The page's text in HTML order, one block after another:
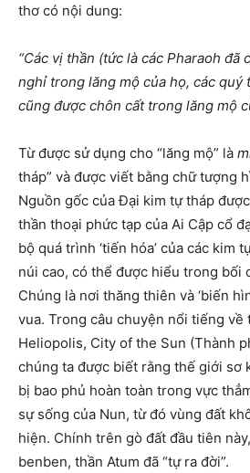
thơ có nội dung:
“Các vị thần (tức là các Pharaoh đã
nghỉ trong lăng mộ của họ, các quý
cũng được chôn cất trong lăng mộ
Từ được sử dụng cho “lăng mộ” là
tháp” và được viết bằng chữ tượng
Nguồn gốc của Đại kim tự tháp
thần thoại phức tạp của Ai Cập cổ
bộ quá trình ‘tiến hóa’ của các kim
núi cao, có thể được hiểu trong bối
Chúng là nơi thăng thiên và ‘biến
vua. Trong câu chuyện nổi tiếng về
Heliopolis, City of the Sun (Thành
chúng ta được biết rằng thế giới sơ
bị bao phủ hoàn toàn trong vực
sự sống của Nun, từ đó vùng đất
hiện. Chính trên gò đất đầu tiên
benben, thần Atum đã “tự ra đời”.